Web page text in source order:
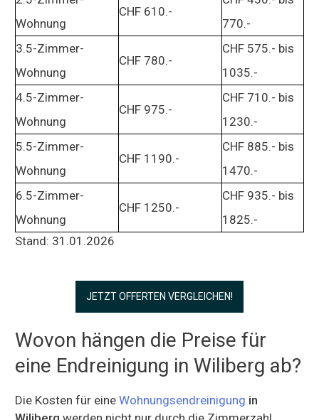
Wohnung
CHF 610.-
770.-
3.5-Zimmer-
Wohnung
CHF 780.-
CHF 575.- bis
1035.-
4.5-Zimmer-
Wohnung
CHF 975.-
CHF 710.- bis
1230.-
5.5-Zimmer-
Wohnung
CHF 1190.-
CHF 885.- bis
1470.-
6.5-Zimmer-
Wohnung
CHF 1250.-
CHF 935.- bis
1825.-
Stand: 31.01.2026
JETZT OFFERTEN VERGLEICHEN!
Wovon hängen die Preise für
eine Endreinigung in Wiliberg ab?
Die Kosten für eine Wohnungsendreinigung in